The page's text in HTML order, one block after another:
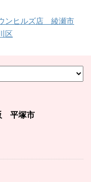
ンヒルズ店 綾瀬市
区
平塚市